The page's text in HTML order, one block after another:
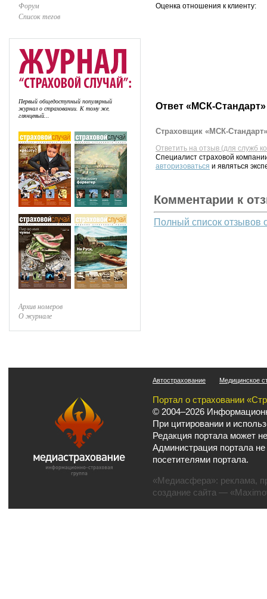
Форум
Список тегов
Первый общедоступный популярный
журнал о страховании. К тому же,
глянцевый...
Архив номеров
О журнале
Оценка отношения к клиенту:
Ответ «МСК-
Страховщик «МСК-
Ответить на отзыв (для служб
Специалист страховой
авторизоваться и являться
Комментарии к
Полный список отзывов
Автострахование Медицинское
Портал о страховании
© 2004–2026
При цитировании и
Редакция портала может
Администрация портала
посетителями портала.
«Медиасфера»: реклама,
создание сайта —